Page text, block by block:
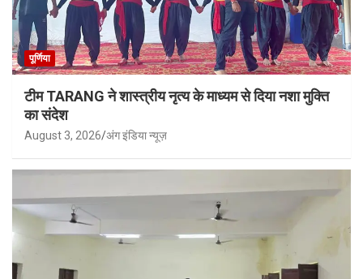
पूर्णिया
टीम TARANG ने शास्त्रीय नृत्य के माध्यम से दिया नशा मुक्ति
का संदेश
August 3, 2026 अंग इंडिया न्यूज़